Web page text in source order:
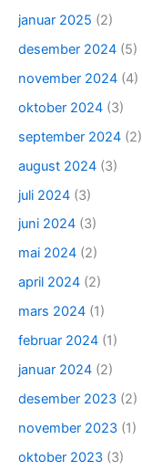
januar 2025 (2)
desember 2024 (5)
november 2024 (4)
oktober 2024 (3)
september 2024 (2)
august 2024 (3)
juli 2024 (3)
juni 2024 (3)
mai 2024 (2)
april 2024 (2)
mars 2024 (1)
februar 2024 (1)
januar 2024 (2)
desember 2023 (2)
november 2023 (1)
oktober 2023 (3)